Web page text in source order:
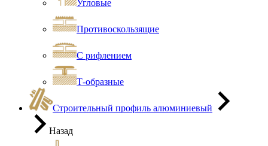
Угловые
Противоскользящие
С рифлением
Т-образные
Строительный профиль алюминиевый
Назад